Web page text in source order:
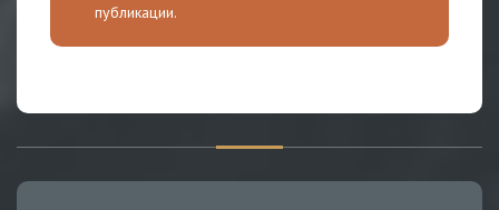
публикации.